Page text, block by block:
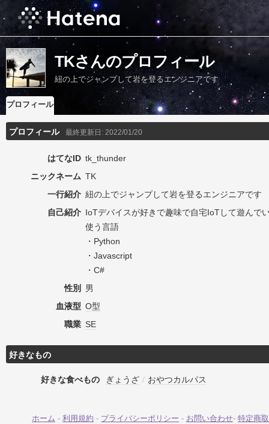
TKさんのプロフィール
紐の上でジャンプして岩を登るエンジニアです
プロフィール
プロフィール 最終更新日: 2022/01/20
はてなID tk_thunder
ニックネーム TK
一行紹介 紐の上でジャンプして岩を登るエンジニアです
自己紹介 IoTデバイスが好きで趣味で自宅IoTして遊んで
使う言語
・Python
・Javascript
・C#
性別
男
血液型 O型
職業 SE
好きなもの
好きな食べもの ぎょうざ / おやつカルパス
ホーム - 利用規約 - プライバシーポリシー - お問い合わせ- 特定商